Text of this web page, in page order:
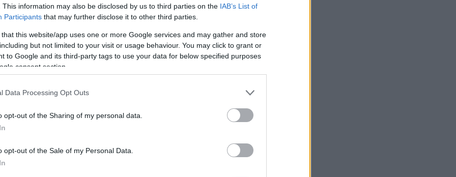
This information may also be disclosed by us to third parties on the IAB’s List of
Participants that may further disclose it to other third parties.
that this website/app uses one or more Google services and may gather and store
but not limited to your visit or usage behaviour. You may click to grant or
to Google and its third-party tags to use your data for below specified purposes
consent section.
Data Processing Opt Outs
opt-out of the Sharing of my personal data.
opt-out of the Sale of my Personal Data.
ανθρώπων, μοιρασμένα
άνω των 60 ετών), από
γνώμη τους σε
να συμβούν σε μια
αναταρραχή. Στη
ψυχολόγους,
τις απαντήσεις των
την ηλικία τους.
έδωσαν τις πιο
το “κοινό καλό”.
στο
δώσουν μεγαλύτερη
τους ακούν. Ίσως
να διδαχθούν από την
ζωής στον
TOP STORIES